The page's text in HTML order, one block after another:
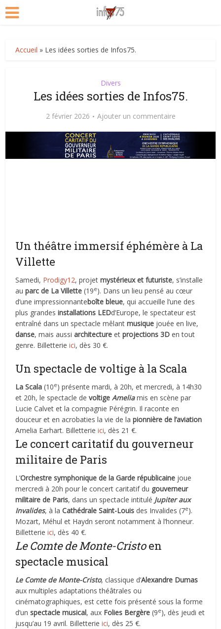
Accueil » Les idées sorties de Infos75.
Divers
Les idées sorties de Infos75.
2 février 2026 Ajouter un commentaire
Un théâtre immersif éphémère à La
Villette
Samedi, Prodigy12, projetmystérieux et futuriste, s’installe
au parc de La Villette (19e). Dans un lieu pensé au cœur
d’une impressionnanteboîte bleue, qui accueille l’une des
plus grandesinstallations LEDd’Europe, le spectateur est
entraîné dans un spectacle mêlantmusique jouée en live,
danse, mais aussiarchitecture etprojections 3D en tout
genre. Billetterieici, dès 30 €.
Un spectacle de voltige à la Scala
La Scala (10e) présente mardi, à 20h, et mercredi, à 14h30
et 20h, le spectacle devoltige Ameliamis en scène par
Lucie Calvet et la compagnie Pérégrin. Il raconte en
douceur et en acrobaties la vie de lapionnière de l’aviation
Amelia Earhart. Billetterieici, dès 21 €.
Le concert caritatif du gouverneur
militaire de Paris
L’Orchestre symphonique de la Garde républicaine joue
mercredi à 20h pour le concert caritatif du gouverneur
militaire de Paris, dans un spectacle intitulé Jupiter aux
Invalides, à laCathédrale Saint-Louis des Invalides (7e).
Mozart, Méhul et Haydn seront notamment à l’honneur.
Billetterieici, dès 40 €.
Le Comte de Monte-Cristoen
spectacle musical
Le Comte de Monte-Cristo, classique d’Alexandre Dumas
aux multiples adaptations théâtrales ou
cinématographiques, est cette fois présenté sous la forme
d’un spectacle musical, aux Folies Bergère (9e), dès jeudi et
jusqu’au 19 avril. Billetterieici, dès 25 €.